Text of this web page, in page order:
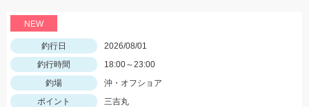
NEW
釣行日
2026/08/01
釣行時間
18:00～23:00
釣場
沖・オフショア
ポイント
三吉丸